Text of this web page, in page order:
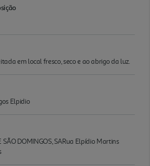
em local fresco, seco e ao abrigo da luz.
Elpidio
SÃO DOMINGOS, SARua Elpídio Martins